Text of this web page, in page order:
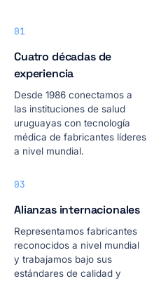
01
Cuatro décadas de
experiencia
Desde 1986 conectamos a
las instituciones de salud
uruguayas con tecnología
médica de fabricantes líderes
a nivel mundial.
03
Alianzas internacionales
Representamos fabricantes
reconocidos a nivel mundial
y trabajamos bajo sus
estándares de calidad y